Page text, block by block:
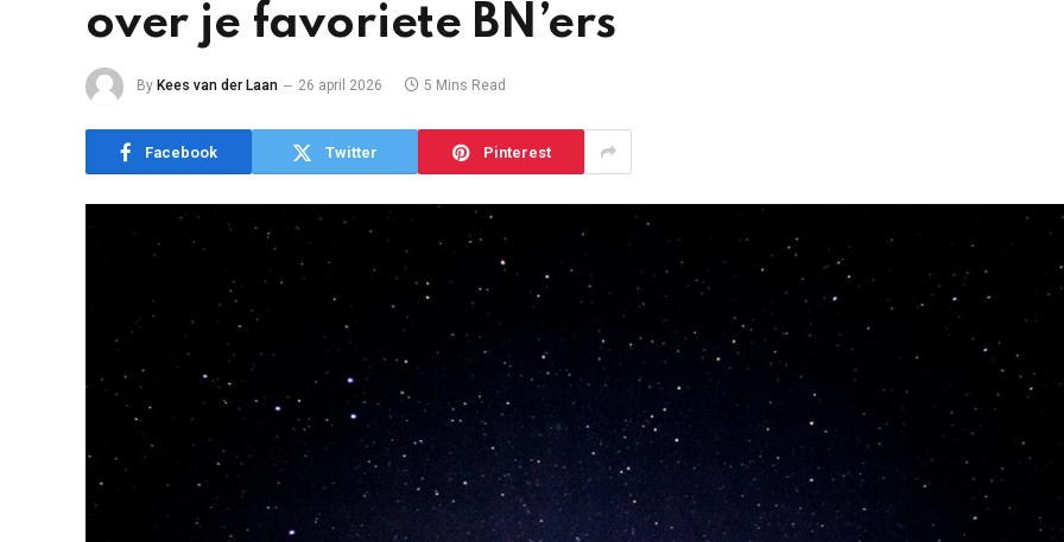
over je favoriete BN’ers
By Kees van der Laan 26 april 2026 5 Mins Read
Facebook Twitter Pinterest